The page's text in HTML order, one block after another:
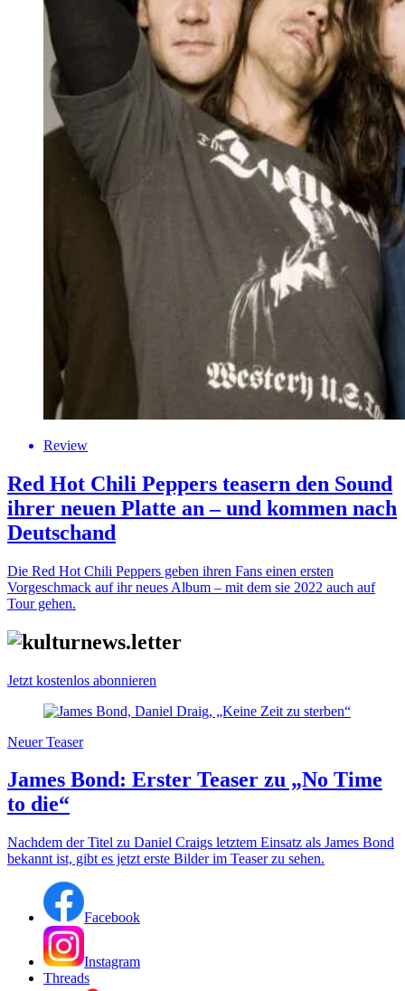
Review
Red Hot Chili Peppers teasern den Sound
ihrer neuen Platte an – und kommen nach
Deutschand
Die Red Hot Chili Peppers geben ihren Fans einen ersten
Vorgeschmack auf ihr neues Album – mit dem sie 2022 auch auf
Tour gehen.
Jetzt kostenlos abonnieren
Neuer Teaser
James Bond: Erster Teaser zu „No Time
to die“
Nachdem der Titel zu Daniel Craigs letztem Einsatz als James Bond
bekannt ist, gibt es jetzt erste Bilder im Teaser zu sehen.
Facebook
Instagram
Threads